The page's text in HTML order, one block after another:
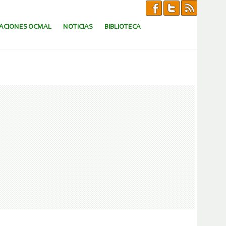
OCMAL NOTICIAS BIBLIOTECA